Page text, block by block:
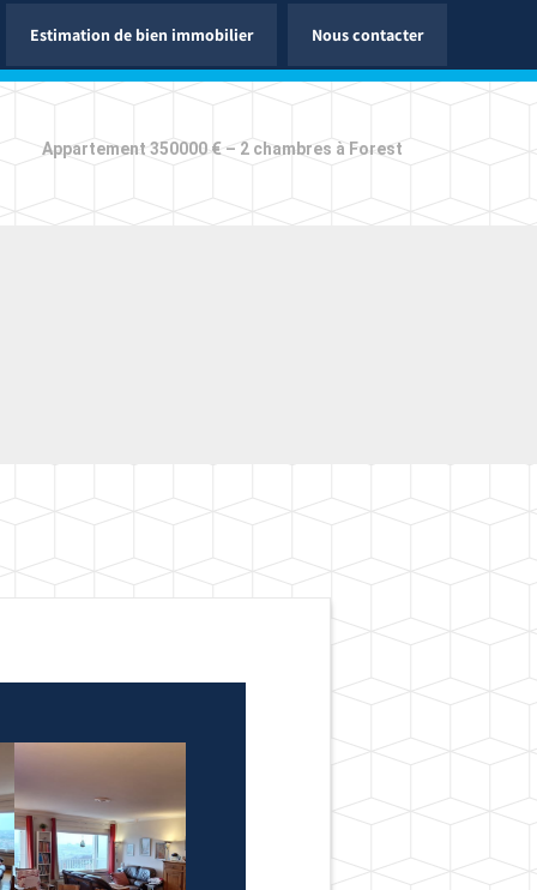
Estimation de bien immobilier Nous contacter
Appartement 350000 € – 2 chambres à Forest